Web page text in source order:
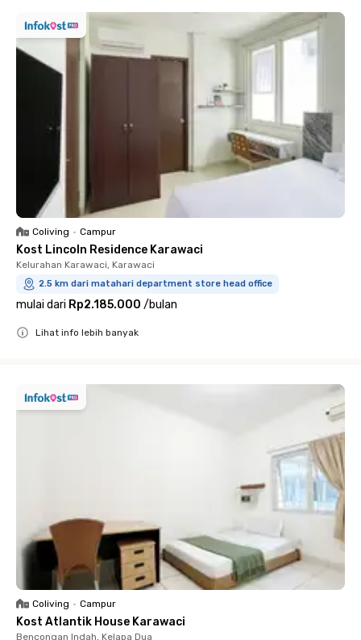
Coliving • Campur
Kost Lincoln Residence Karawaci
Kelurahan Karawaci, Karawaci
2.5 km dari matahari department store head office
mulai dari Rp2.185.000 /bulan
Lihat info lebih banyak
Coliving • Campur
Kost Atlantik House Karawaci
Bencongan Indah, Kelapa Dua